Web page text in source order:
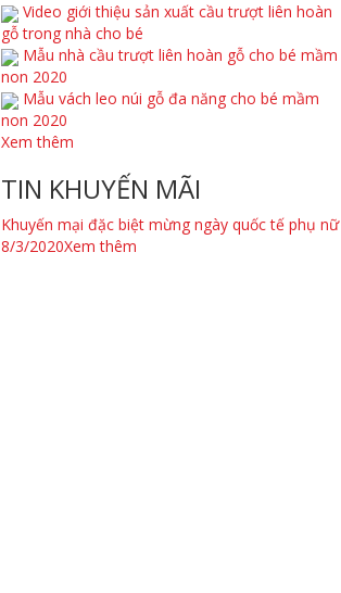
Video giới thiệu sản xuất cầu trượt liên hoàn
gỗ trong nhà cho bé
Mẫu nhà cầu trượt liên hoàn gỗ cho bé mầm
non 2020
Mẫu vách leo núi gỗ đa năng cho bé mầm
non 2020
Xem thêm
TIN KHUYẾN MÃI
Khuyến mại đặc biệt mừng ngày quốc tế phụ nữ
8/3/2020Xem thêm